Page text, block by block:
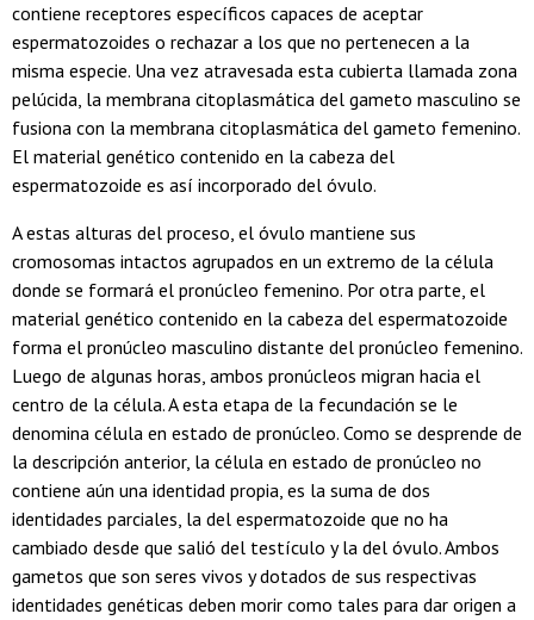
contiene receptores específicos capaces de aceptar
espermatozoides o rechazar a los que no pertenecen a la
misma especie. Una vez atravesada esta cubierta llamada zona
pelúcida, la membrana citoplasmática del gameto masculino se
fusiona con la membrana citoplasmática del gameto femenino.
El material genético contenido en la cabeza del
espermatozoide es así incorporado del óvulo.
A estas alturas del proceso, el óvulo mantiene sus
cromosomas intactos agrupados en un extremo de la célula
donde se formará el pronúcleo femenino. Por otra parte, el
material genético contenido en la cabeza del espermatozoide
forma el pronúcleo masculino distante del pronúcleo femenino.
Luego de algunas horas, ambos pronúcleos migran hacia el
centro de la célula. A esta etapa de la fecundación se le
denomina célula en estado de pronúcleo. Como se desprende de
la descripción anterior, la célula en estado de pronúcleo no
contiene aún una identidad propia, es la suma de dos
identidades parciales, la del espermatozoide que no ha
cambiado desde que salió del testículo y la del óvulo. Ambos
gametos que son seres vivos y dotados de sus respectivas
identidades genéticas deben morir como tales para dar origen a